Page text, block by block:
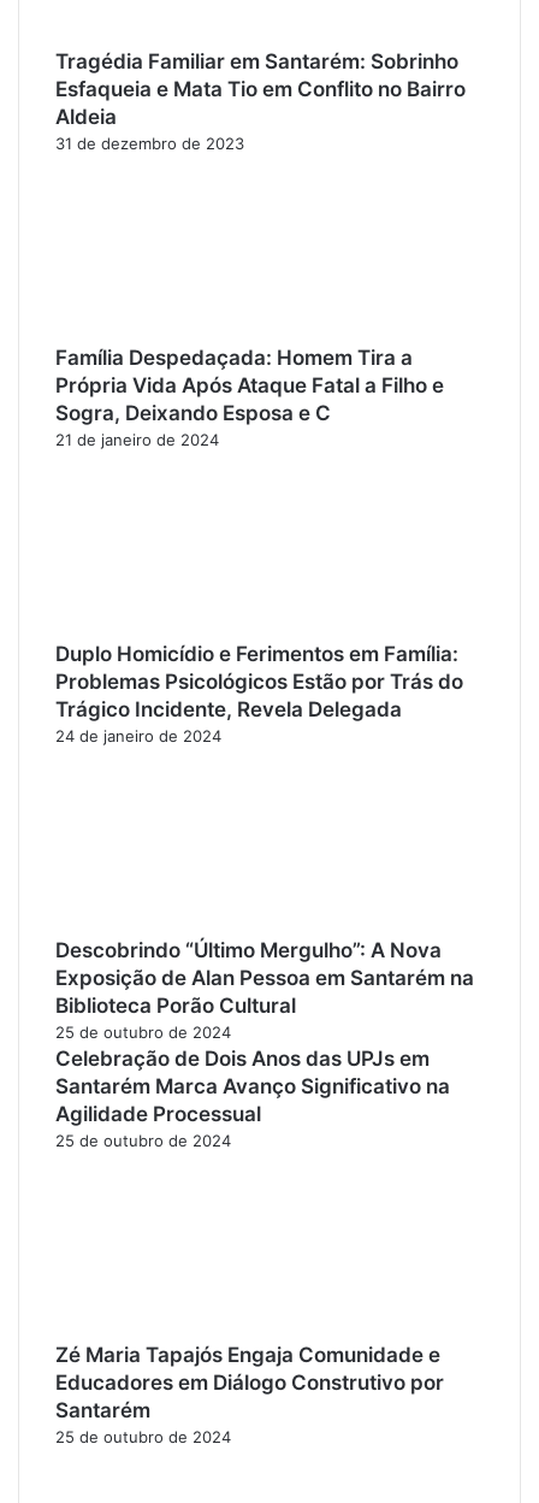
Tragédia Familiar em Santarém: Sobrinho
Esfaqueia e Mata Tio em Conflito no Bairro
Aldeia
31 de dezembro de 2023
Família Despedaçada: Homem Tira a
Própria Vida Após Ataque Fatal a Filho e
Sogra, Deixando Esposa e C
21 de janeiro de 2024
Duplo Homicídio e Ferimentos em Família:
Problemas Psicológicos Estão por Trás do
Trágico Incidente, Revela Delegada
24 de janeiro de 2024
Descobrindo “Último Mergulho”: A Nova
Exposição de Alan Pessoa em Santarém na
Biblioteca Porão Cultural
25 de outubro de 2024
Celebração de Dois Anos das UPJs em
Santarém Marca Avanço Significativo na
Agilidade Processual
25 de outubro de 2024
Zé Maria Tapajós Engaja Comunidade e
Educadores em Diálogo Construtivo por
Santarém
25 de outubro de 2024